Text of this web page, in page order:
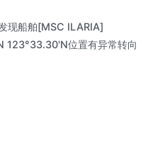
现船舶[MSC ILARIA]
123°33.30'N位置有异常转向